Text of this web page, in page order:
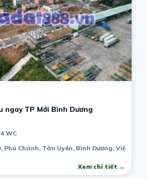
ngay TP Mới Bình Dương
4 WC
Phú Chánh, Tân Uyên, Bình Dương, Việt Nam
Xem chi tiết →